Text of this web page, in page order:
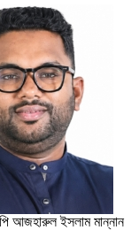
আজহারুল ইসলাম মান্নান